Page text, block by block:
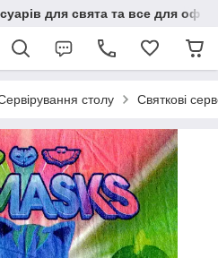
для свята та все для
столу Святкові